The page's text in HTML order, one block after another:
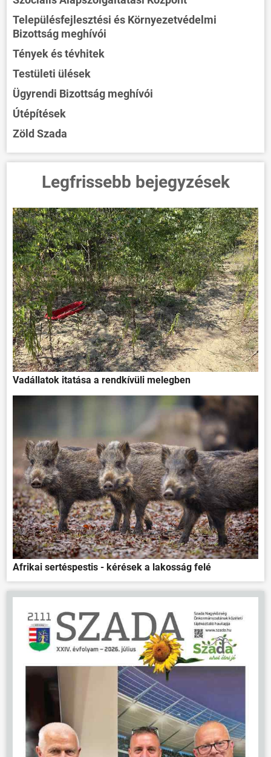
Településfejlesztési és Környezetvédelmi
Bizottság meghívói
Tények és tévhitek
Testületi ülések
Ügyrendi Bizottság meghívói
Útépítések
Zöld Szada
Legfrissebb bejegyzések
Vadállatok itatása a rendkívüli melegben
Afrikai sertéspestis - kérések a lakosság felé